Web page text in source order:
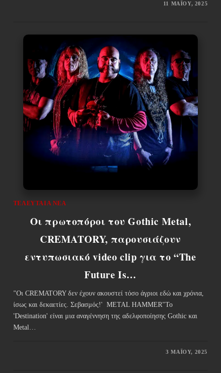
11 ΜΑΪ́ΟΥ, 2025
ΤΕΛΕΥΤΑΊΑ ΝΈΑ
Οι πρωτοπόροι του Gothic Metal,
CREMATORY, παρουσιάζουν
εντυπωσιακό video clip για το “The
Future Is…
"Οι CREMATORY δεν έχουν ακουστεί τόσο άγριοι εδώ και χρόνια,
ίσως και δεκαετίες. Σεβασμός!' METAL HAMMER"Το
'Destination' είναι μια αναγέννηση της αδελφοποίησης Gothic και
Metal…
3 ΜΑΪ́ΟΥ, 2025